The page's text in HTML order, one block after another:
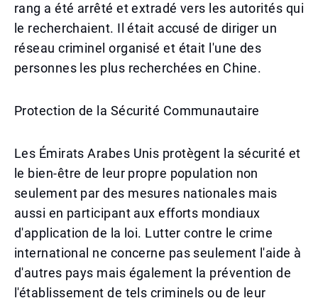
rang a été arrêté et extradé vers les autorités qui
le recherchaient. Il était accusé de diriger un
réseau criminel organisé et était l'une des
personnes les plus recherchées en Chine.
Protection de la Sécurité Communautaire
Les Émirats Arabes Unis protègent la sécurité et
le bien-être de leur propre population non
seulement par des mesures nationales mais
aussi en participant aux efforts mondiaux
d'application de la loi. Lutter contre le crime
international ne concerne pas seulement l'aide à
d'autres pays mais également la prévention de
l'établissement de tels criminels ou de leur